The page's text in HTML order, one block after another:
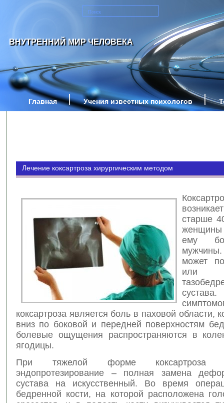
ВНУТРЕННИЙ МИР ЧЕЛОВЕКА
Главная Учения известных психологов
Лечение коксартроза хирургическим методом
старше
ему
мужчины.
может
коксартроза является боль в паховой области,
вниз по боковой и передней поверхностям
болевые ощущения распространяются в
ягодицы.
При тяжелой форме коксартроза
эндопротезирование – полная замена
сустава на искусственный. Во время
бедренной кости, на которой расположена